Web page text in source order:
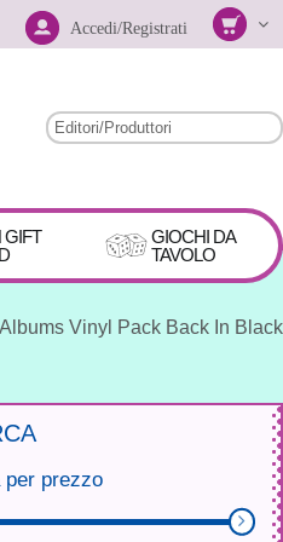
Accedi/Registrati
GIFT
GIOCHI DA
TAVOLO
Vinyl Pack Back In Black
per prezzo